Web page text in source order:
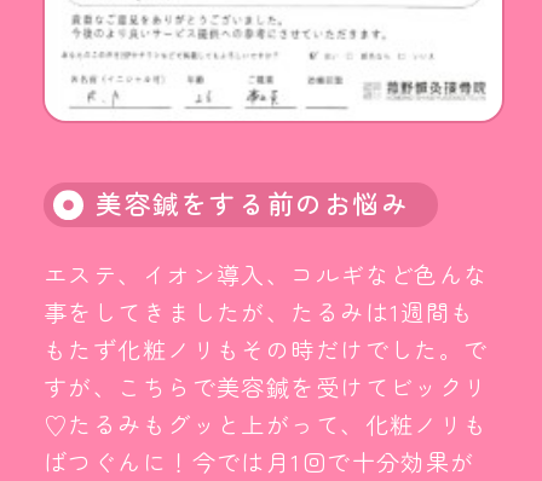
美容鍼をする前のお悩み
エステ、イオン導入、コルギなど色んな
事をしてきましたが、たるみは1週間も
もたず化粧ノリもその時だけでした。で
すが、こちらで美容鍼を受けてビックリ
♡たるみもグッと上がって、化粧ノリも
ばつぐんに！今では月1回で十分効果が